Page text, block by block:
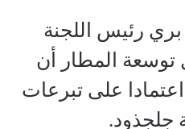
بري رئيس اللجنة
توسعة المطار أن
على تبرعات
جلجذود.